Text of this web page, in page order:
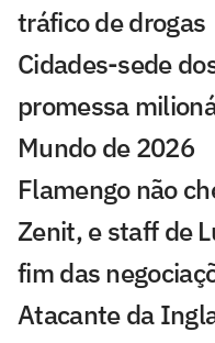
tráfico de drogas
Cidades-sede
promessa
Mundo de 2026
Flamengo não
Zenit, e staff de
fim das
Atacante da